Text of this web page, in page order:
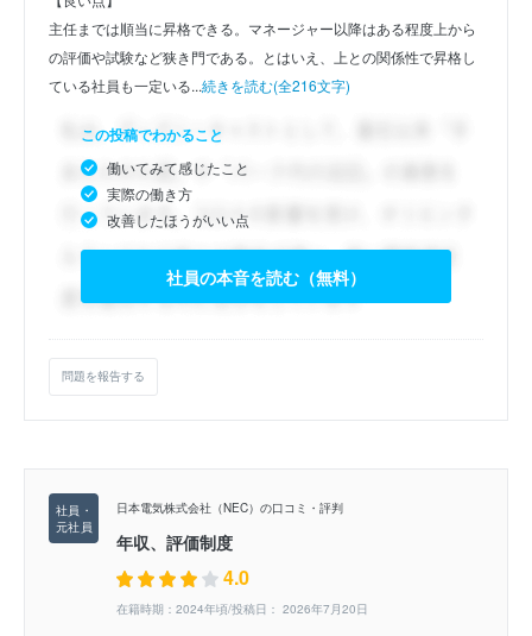
主任までは順当に昇格できる。マネージャー以降はある程度上から
の評価や試験など狭き門である。とはいえ、上との関係性で昇格し
ている社員も一定いる...続きを読む(全216文字)
この投稿でわかること
働いてみて感じたこと
実際の働き方
改善したほうがいい点
社員の本音を読む（無料）
問題を報告する
日本電気株式会社（NEC）の口コミ・評判
年収、評価制度
4.0
在籍時期：2024年頃/投稿日： 2026年7月20日